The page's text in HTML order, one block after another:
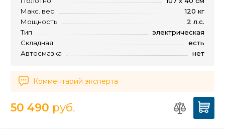
Макс. вес
120 кг
Мощность
2 л.с.
Тип
электрическая
Складная
есть
Автосмазка
нет
Комментарий эксперта
50 490 руб.